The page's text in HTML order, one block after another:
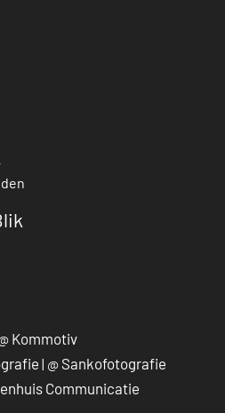
profiel
Instagram profiel
Kommotiv
| @ Sankofotografie
Communicatie